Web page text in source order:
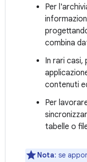
Per
combina
In rari casi,
contenuti
Per
tabelle o
Nota: se